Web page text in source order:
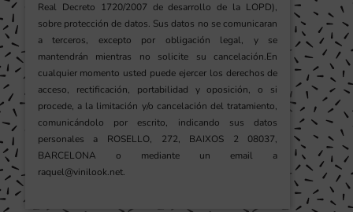
Real Decreto 1720/2007 de desarrollo de la LOPD),
sobre protección de datos. Sus datos no se comunicaran
a terceros, excepto por obligación legal, y se
mantendrán mientras no solicite su cancelación.En
cualquier momento usted puede ejercer los derechos de
acceso, rectificación, portabilidad y oposición, o si
procede, a la limitación y/o cancelación del tratamiento,
comunicándolo por escrito, indicando sus datos
personales a ROSELLO, 272, BAIXOS 2 08037,
BARCELONA o mediante un email a
raquel@vinilook.net.